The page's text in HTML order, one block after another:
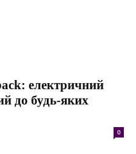
електричний
до будь-яких
0